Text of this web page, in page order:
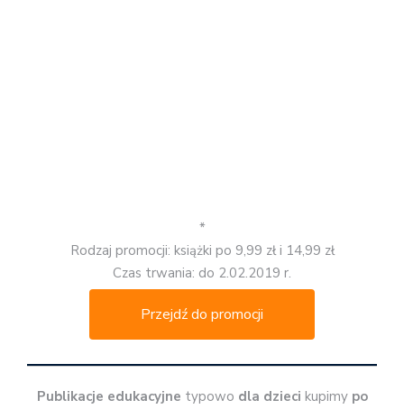
*
Rodzaj promocji: książki po 9,99 zł i 14,99 zł
Czas trwania: do 2.02.2019 r.
Przejdź do promocji
Publikacje edukacyjne typowo dla dzieci kupimy po